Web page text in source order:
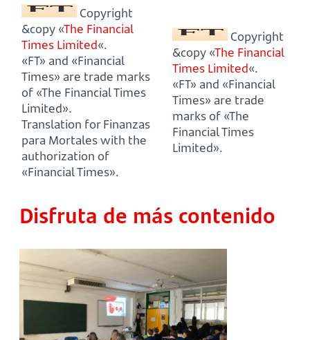
Copyright
&copy «The Financial
Times Limited«.
«FT» and «Financial
Times» are trade marks
of «The Financial Times
Limited».
Translation for Finanzas
para Mortales with the
authorization of
«Financial Times».
Copyright
&copy «The Financial
Times Limited«.
«FT» and «Financial
Times» are trade
marks of «The
Financial Times
Limited».
Disfruta de más contenido